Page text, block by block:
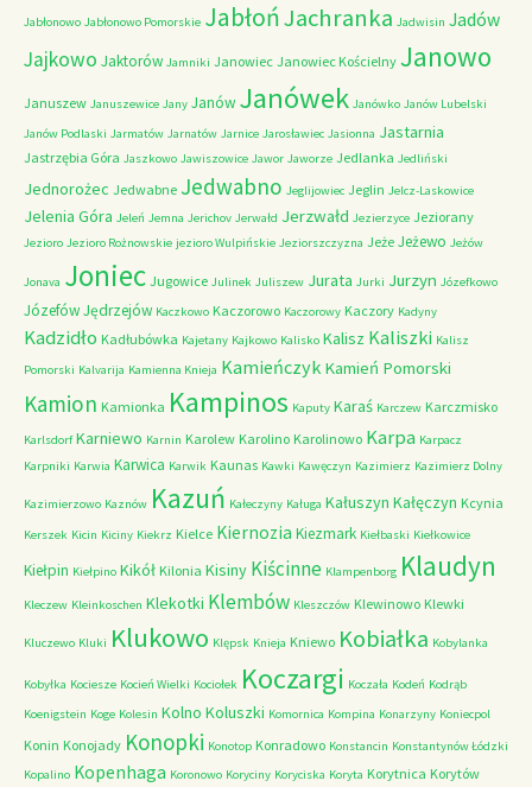
Jabłonowo Jabłonowo Pomorskie JabłońJachranka Jadwisin Jadów
Jajkowo Jaktorów Jamniki Janowiec Janowiec Kościelny Janowo
Januszew Januszewice Jany Janów Janówek Janówko Janów Lubelski
Janów Podlaski Jarmatów Jarnatów Jarnice Jarosławiec Jasionna Jastarnia
Jastrzębia Góra Jaszkowo Jawiszowice Jawor Jaworze Jedlanka Jedliński
Jednorożec Jedwabne Jedwabno Jeglijowiec Jeglin Jelcz-Laskowice
Jelenia Góra Jeleń Jemna Jerichov Jerwałd Jerzwałd Jezierzyce Jeziorany
Jezioro Jezioro Rożnowskie jezioro Wulpińskie Jeziorszczyzna Jeże Jeżewo Jeżów
Jonava Joniec Jugowice Julinek Juliszew Jurata Jurki Jurzyn Józefkowo
JózefówJędrzejów Kaczkowo Kaczorowo Kaczorowy Kaczory Kadyny
Kadzidło Kadłubówka Kajetany Kajkowo Kalisko Kalisz Kaliszki Kalisz
Pomorski Kalvarija Kamienna Knieja Kamieńczyk Kamień Pomorski
Kamion Kamionka Kampinos Kaputy Karaś Karczew Karczmisko
Karlsdorf Karniewo Karnin Karolew Karolino Karolinowo Karpa Karpacz
Karpniki Karwia Karwica Karwik Kaunas Kawki Kawęczyn Kazimierz Kazimierz Dolny
Kazimierzowo Kaznów Kazuń Kałeczyny Kaługa Kałuszyn Kałęczyn Kcynia
Kerszek Kicin Kiciny Kiekrz Kielce Kiernozia Kiezmark Kiełbaski Kiełkowice
Kiełpin Kiełpino Kikół Kilonia Kisiny Kiścinne Klampenborg Klaudyn
Kleczew Kleinkoschen Klekotki Klembów Kleszczów Klewinowo Klewki
Kluczewo Kluki Klukowo Klępsk Knieja Kniewo Kobiałka Kobylanka
Kobyłka Kociesze Kocień Wielki Kociołek Koczargi Koczała Kodeń Kodrąb
Koenigstein Koge Kolesin Kolno Koluszki Komornica Kompina Konarzyny Koniecpol
Konin Konojady Konopki Konotop Konradowo Konstancin Konstantynów Łódzki
Kopalino Kopenhaga Koronowo Koryciny Koryciska Koryta Korytnica Korytów